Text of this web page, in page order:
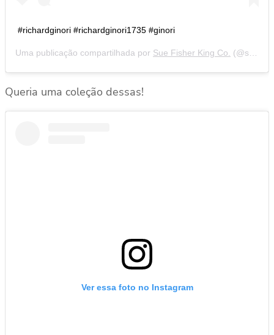
#richardginori #richardginori1735 #ginori
Uma publicação compartilhada por Sue Fisher King Co. (@suefisherking) em
Queria uma coleção dessas!
Ver essa foto no Instagram